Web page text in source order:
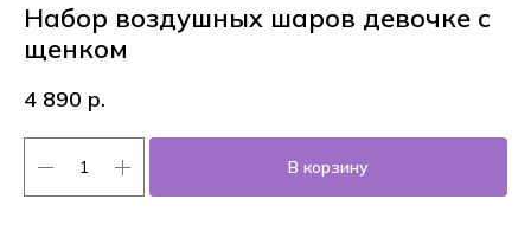
Набор воздушных шаров девочке с
щенком
4 890 р.
В корзину